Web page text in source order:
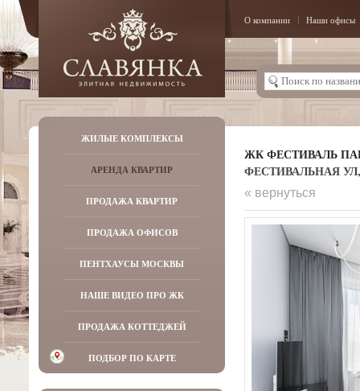
О компании Наши офисы
ЖИЛЫЕ КОМПЛЕКСЫ
АРЕНДА КВАРТИР
ПРОДАЖА КВАРТИР
ПРОДАЖА ОФИСОВ
ПЕНТХАУСЫ МОСКВЫ
НАШЕ ВИДЕО ПРО ЖК
ПРОДАЖА КОТТЕДЖЕЙ
ПОДБОР ПО КАРТЕ
ЖК ФЕСТИВАЛЬ
ФЕСТИВАЛЬНАЯ
« вернуться